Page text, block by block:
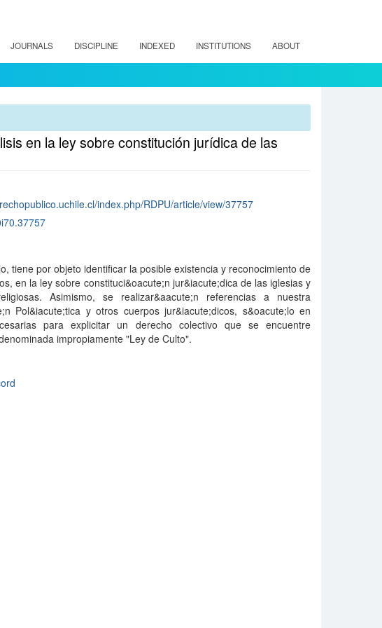
JOURNALS DISCIPLINE INDEXED INSTITUTIONS ABOUT
en la ley sobre constitución jurídica de las
index.php/RDPU/article/view/37757
tiene por objeto identificar la posible existencia y reconocimiento de
en la ley sobre constituci&oacute;n jur&iacute;dica de las iglesias y
Asimismo, se realizar&aacute;n referencias a nuestra
Pol&iacute;tica y otros cuerpos jur&iacute;dicos, s&oacute;lo en
para explicitar un derecho colectivo que se encuentre
impropiamente "Ley de Culto".